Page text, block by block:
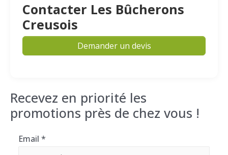
Contacter Les Bûcherons
Creusois
Demander un devis
Recevez en priorité les
promotions près de chez vous !
Email *